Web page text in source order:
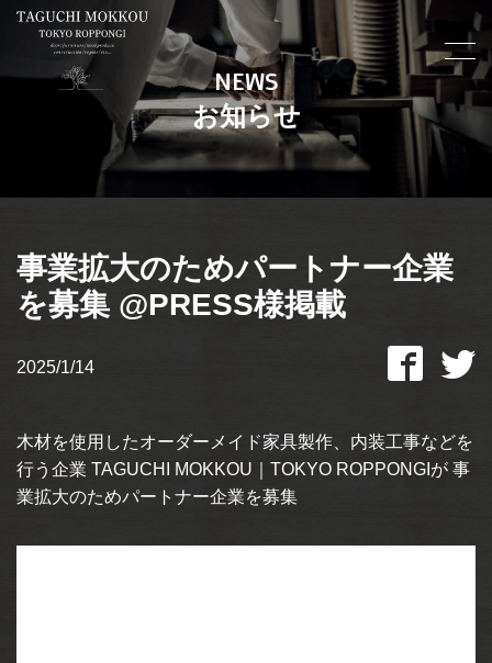
NEWS
お知らせ
事業拡大のためパートナー企業
を募集 @PRESS様掲載
2025/1/14
木材を使用したオーダーメイド家具製作、内装工事などを
行う企業 TAGUCHI MOKKOU｜TOKYO ROPPONGIが 事
業拡大のためパートナー企業を募集